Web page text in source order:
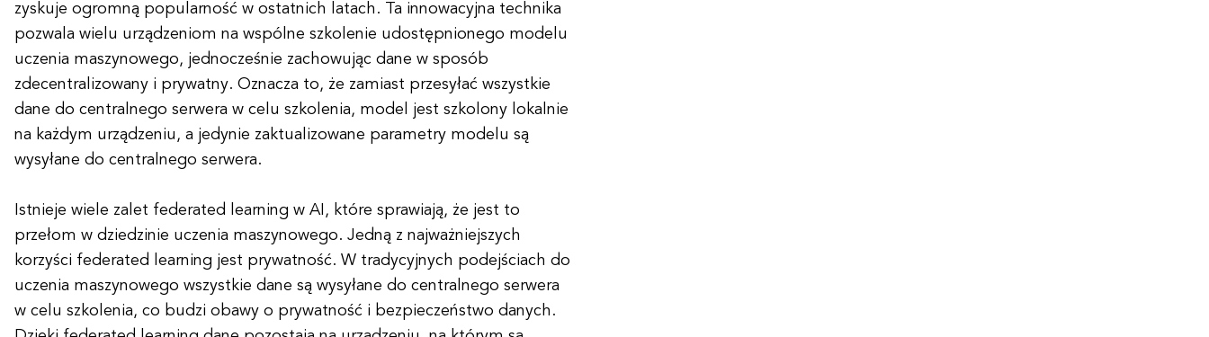
zyskuje ogromną popularność w ostatnich latach. Ta innowacyjna technika
pozwala wielu urządzeniom na wspólne szkolenie udostępnionego modelu
uczenia maszynowego, jednocześnie zachowując dane w sposób
zdecentralizowany i prywatny. Oznacza to, że zamiast przesyłać wszystkie
dane do centralnego serwera w celu szkolenia, model jest szkolony lokalnie
na każdym urządzeniu, a jedynie zaktualizowane parametry modelu są
wysyłane do centralnego serwera.
Istnieje wiele zalet federated learning w AI, które sprawiają, że jest to
przełom w dziedzinie uczenia maszynowego. Jedną z najważniejszych
korzyści federated learning jest prywatność. W tradycyjnych podejściach do
uczenia maszynowego wszystkie dane są wysyłane do centralnego serwera
w celu szkolenia, co budzi obawy o prywatność i bezpieczeństwo danych.